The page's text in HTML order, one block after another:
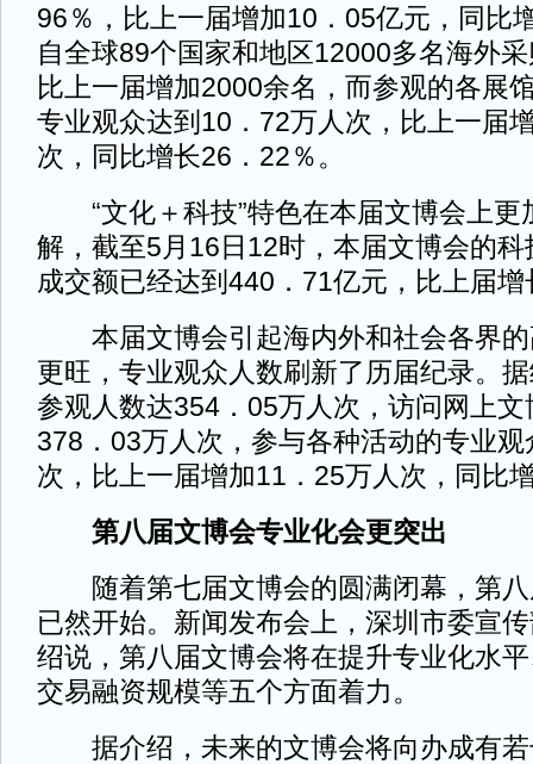
96％，比上一届增加10．05亿元，同比
自全球89个国家和地区12000多名海外
比上一届增加2000余名，而参观的各展
专业观众达到10．72万人次，比上一届
次，同比增长26．22％。
“文化＋科技”特色在本届文博会上更
解，截至5月16日12时，本届文博会的
成交额已经达到440．71亿元，比上届
本届文博会引起海内外和社会各界的
更旺，专业观众人数刷新了历届纪录。
参观人数达354．05万人次，访问网上
378．03万人次，参与各种活动的专业
次，比上一届增加11．25万人次，同比
第八届文博会专业化会更突出
随着第七届文博会的圆满闭幕，第八
已然开始。新闻发布会上，深圳市委宣
绍说，第八届文博会将在提升专业化水
交易融资规模等五个方面着力。
据介绍，未来的文博会将向办成有若